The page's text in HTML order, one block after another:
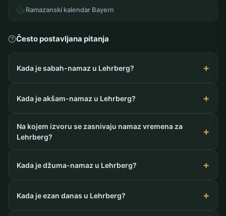
Ramazanski kalendar Bayern
Često postavljana pitanja
Kada je sabah-namaz u Lehrberg?
Kada je akšam-namaz u Lehrberg?
Na kojem izvoru se zasnivaju namaz vremena za
Lehrberg?
Kada je džuma-namaz u Lehrberg?
Kada je ezan danas u Lehrberg?